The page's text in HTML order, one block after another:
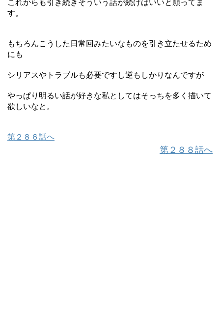
これからも引き続きそういう話が続けばいいと願ってま
す。
もちろんこうした日常回みたいなものを引き立たせるため
にも
シリアスやトラブルも必要ですし逆もしかりなんですが
やっぱり明るい話が好きな私としてはそっちを多く描いて
欲しいなと。
第２８６話へ
第２８８話へ